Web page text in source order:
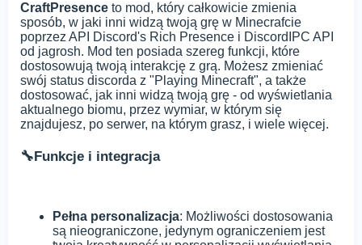
CraftPresence to mod, który całkowicie zmienia
sposób, w jaki inni widzą twoją grę w Minecrafcie
poprzez API Discord's Rich Presence i DiscordIPC API
od jagrosh. Mod ten posiada szereg funkcji, które
dostosowują twoją interakcję z grą. Możesz zmieniać
swój status discorda z "Playing Minecraft", a także
dostosować, jak inni widzą twoją grę - od wyświetlania
aktualnego biomu, przez wymiar, w którym się
znajdujesz, po serwer, na którym grasz, i wiele więcej.
🔧Funkcje i integracja
Pełna personalizacja: Możliwości dostosowania
są nieograniczone, jedynym ograniczeniem jest